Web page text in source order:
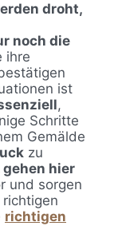
droht,
noch die
ihre
ist
,
Schritte
Gemälde
zu
gehen hier
und sorgen
richtigen